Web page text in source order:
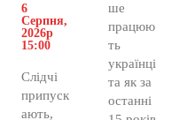
6
Серпня,
2026р
15:00
Слідчі
припуск
ають,
ше
працюю
ть
українці
та як за
останні